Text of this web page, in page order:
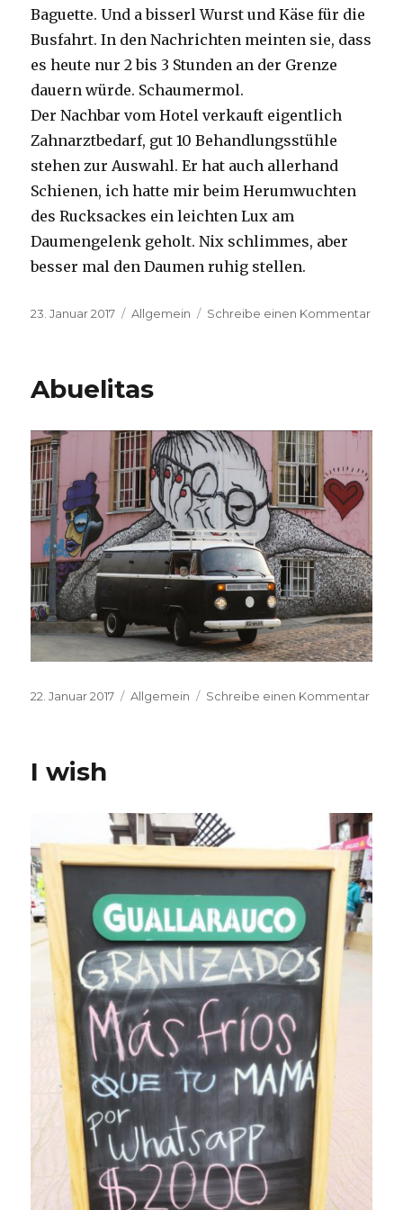
Baguette. Und a bisserl Wurst und Käse für die
Busfahrt. In den Nachrichten meinten sie, dass
es heute nur 2 bis 3 Stunden an der Grenze
dauern würde. Schaumermol.
Der Nachbar vom Hotel verkauft eigentlich
Zahnarztbedarf, gut 10 Behandlungsstühle
stehen zur Auswahl. Er hat auch allerhand
Schienen, ich hatte mir beim Herumwuchten
des Rucksackes ein leichten Lux am
Daumengelenk geholt. Nix schlimmes, aber
besser mal den Daumen ruhig stellen.
Veröffentlicht
23. Januar 2017 Kategorien
Allgemein Schreibe einen Kommentarzu
Abuelitas
Veröffentlicht
22. Januar 2017 Kategorien
Allgemein Schreibe einen Kommentarzu
I wish